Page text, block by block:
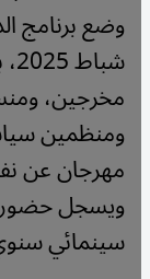
وضع برنامج
مخرجين،
ومنظمين
مهرجان عن
ويسجل
سينمائي